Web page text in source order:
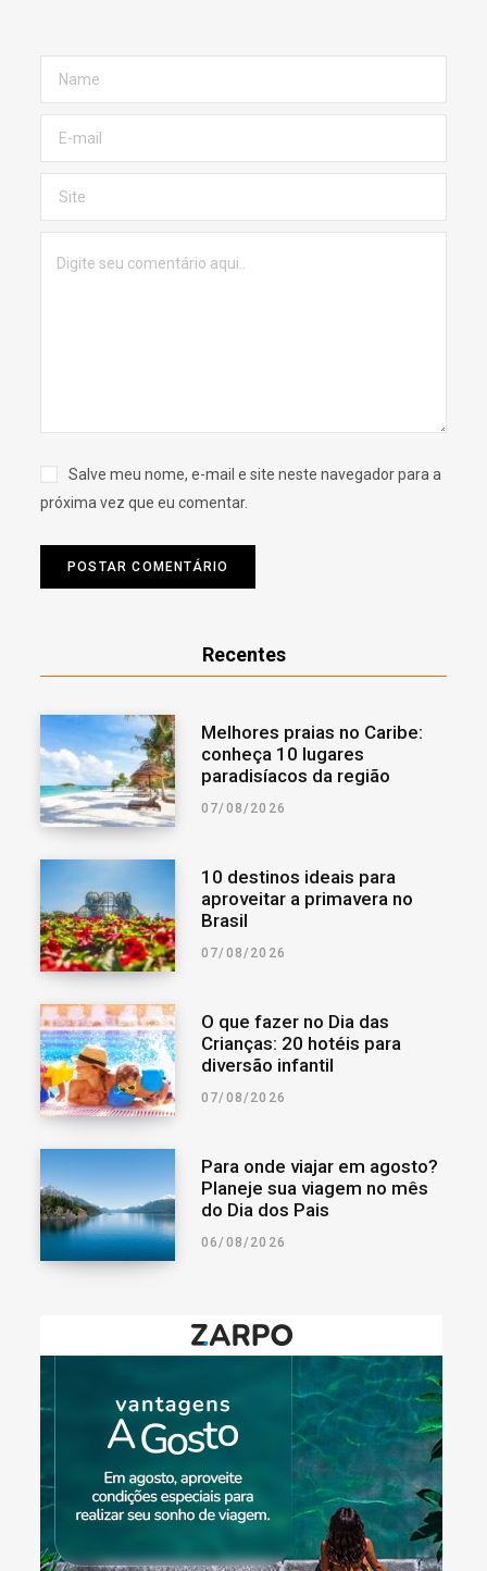
Salve meu nome, e-mail e site neste navegador para a
próxima vez que eu comentar.
Recentes
Melhores praias no Caribe:
conheça 10 lugares
paradisíacos da região
07/08/2026
10 destinos ideais para
aproveitar a primavera no
Brasil
07/08/2026
O que fazer no Dia das
Crianças: 20 hotéis para
diversão infantil
07/08/2026
Para onde viajar em agosto?
Planeje sua viagem no mês
do Dia dos Pais
06/08/2026